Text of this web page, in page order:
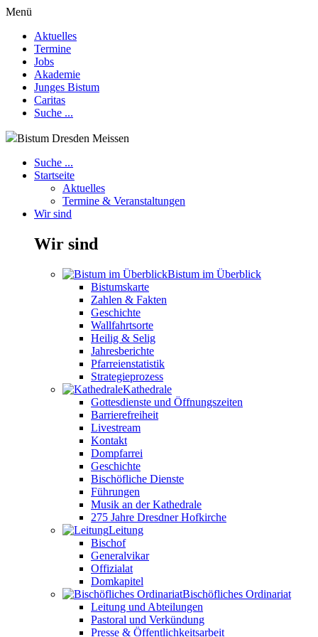
Menü
Aktuelles
Termine
Jobs
Akademie
Junges Bistum
Caritas
Suche ...
Bistum Dresden Meissen
Suche ...
Startseite
Aktuelles
Termine & Veranstaltungen
Wir sind
Wir sind
Bistum im Überblick
Bistumskarte
Zahlen & Fakten
Geschichte
Wallfahrtsorte
Heilig & Selig
Jahresberichte
Pfarreienstatistik
Strategieprozess
Kathedrale
Gottesdienste und Öffnungszeiten
Barrierefreiheit
Livestream
Kontakt
Dompfarrei
Geschichte
Bischöfliche Dienste
Führungen
Musik an der Kathedrale
275 Jahre Dresdner Hofkirche
Leitung
Bischof
Generalvikar
Offizialat
Domkapitel
Bischöfliches Ordinariat
Leitung und Abteilungen
Pastoral und Verkündung
Presse & Öffentlichkeitsarbeit